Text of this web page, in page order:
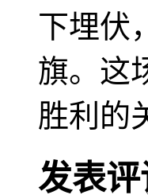
下埋伏
旗。这
胜利的
发表评